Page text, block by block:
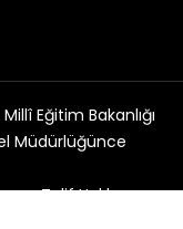
Eğitim Bakanlığı
Müdürlüğünce
ve Telif Hakları